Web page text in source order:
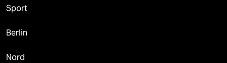
Sport
Berlin
Nord